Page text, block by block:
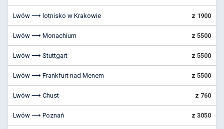
Lwów ⟶ lotnisko w Krakowie z 1900
Lwów ⟶ Monachium z 5500
Lwów ⟶ Stuttgart z 5500
Lwów ⟶ Frankfurt nad Menem z 5500
Lwów ⟶ Chust z 760
Lwów ⟶ Poznań z 3050